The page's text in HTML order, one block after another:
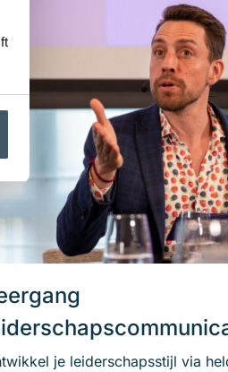
je leiderschaps­stijl via